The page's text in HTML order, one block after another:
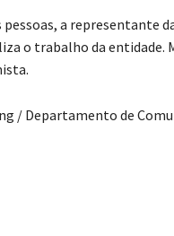
a representante
o trabalho da entidade.
/ Departamento de